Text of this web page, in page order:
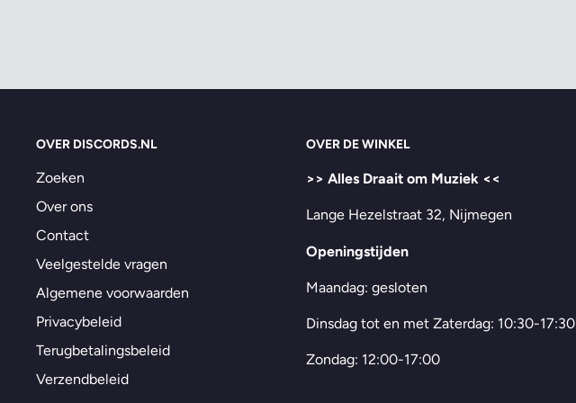
OVER DISCORDS.NL
Zoeken
Over ons
Contact
Veelgestelde vragen
Algemene voorwaarden
Privacybeleid
Terugbetalingsbeleid
Verzendbeleid
OVER DE WINKEL
>> Alles Draait om Muziek <<
Lange Hezelstraat 32, Nijmegen
Openingstijden
Maandag: gesloten
Dinsdag tot en met Zaterdag: 10:30-17:30
Zondag: 12:00-17:00